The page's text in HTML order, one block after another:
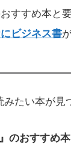
すすめ本と
ビジネス書
たい本が見
のおすすめ